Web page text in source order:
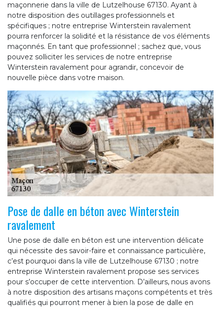
maçonnerie dans la ville de Lutzelhouse 67130. Ayant à
notre disposition des outillages professionnels et
spécifiques ; notre entreprise Winterstein ravalement
pourra renforcer la solidité et la résistance de vos éléments
maçonnés. En tant que professionnel ; sachez que, vous
pouvez solliciter les services de notre entreprise
Winterstein ravalement pour agrandir, concevoir de
nouvelle pièce dans votre maison.
Pose de dalle en béton avec Winterstein
ravalement
Une pose de dalle en béton est une intervention délicate
qui nécessite des savoir-faire et connaissance particulière,
c’est pourquoi dans la ville de Lutzelhouse 67130 ; notre
entreprise Winterstein ravalement propose ses services
pour s’occuper de cette intervention. D’ailleurs, nous avons
à notre disposition des artisans maçons compétents et très
qualifiés qui pourront mener à bien la pose de dalle en